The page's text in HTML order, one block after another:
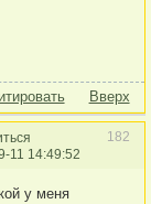
Вверх
182
11 14:49:52
у меня